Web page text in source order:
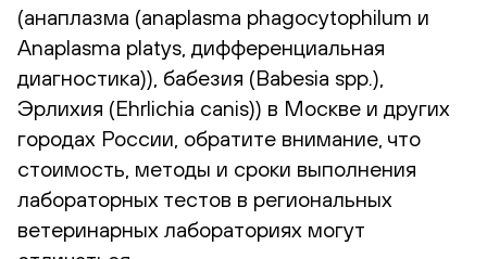
(анаплазма (аnaplasma phagocytophilum и
Anaplasma platys, дифференциальная
диагностика)), бабезия (Babesia spp.),
Эрлихия (Ehrlichia canis)) в Москве и других
городах России, обратите внимание, что
стоимость, методы и сроки выполнения
лабораторных тестов в региональных
ветеринарных лабораториях могут